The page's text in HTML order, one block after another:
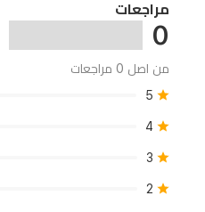
أيام،
وهيكل
خفيف
الوزن
مصنوع
ABS
مراجعات
0
من اصل 0 مراجعات
5
4
3
2